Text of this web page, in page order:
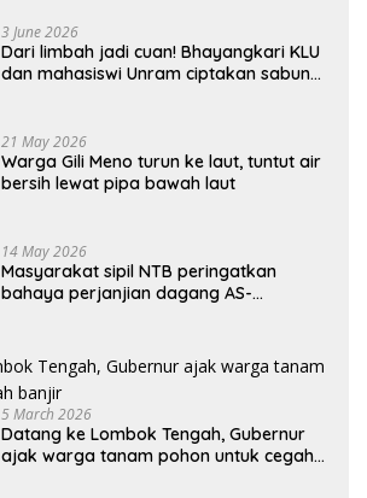
3 June 2026
Dari limbah jadi cuan! Bhayangkari KLU
dan mahasiswi Unram ciptakan sabun
21 May 2026
Warga Gili Meno turun ke laut, tuntut air
bersih lewat pipa bawah laut
14 May 2026
Masyarakat sipil NTB peringatkan
bahaya perjanjian dagang AS-
5 March 2026
Datang ke Lombok Tengah, Gubernur
ajak warga tanam pohon untuk cegah